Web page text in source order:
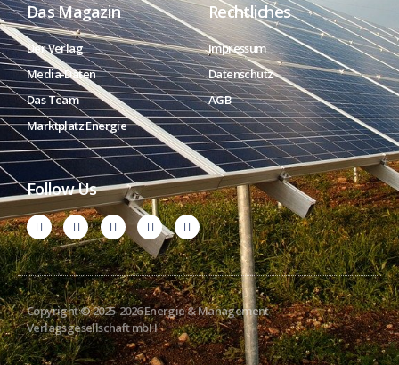
Das Magazin
Der Verlag
Media-Daten
Das Team
Marktplatz Energie
Rechtliches
Impressum
Datenschutz
AGB
Follow Us
Copyright © 2025-2026 Energie & Management
Verlagsgesellschaft mbH